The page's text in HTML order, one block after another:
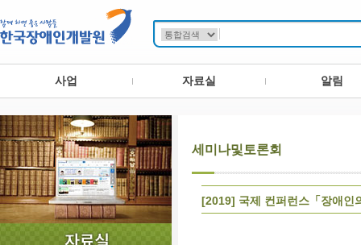
사업 자료실 알림
세미나및토론회
[2019] 국제 컨퍼런스「장애인